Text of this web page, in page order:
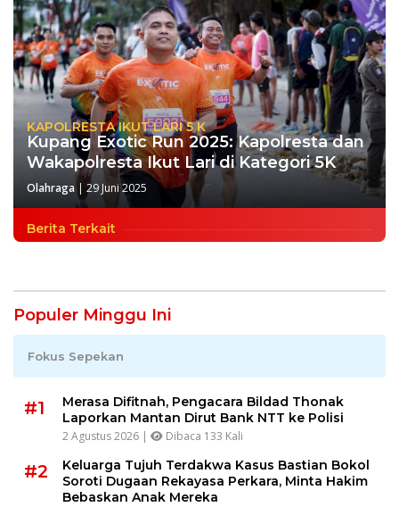
KAPOLRESTA IKUT LARI 5 K
Kupang Exotic Run 2025: Kapolresta dan
Wakapolresta Ikut Lari di Kategori 5K
Olahraga | 29 Juni 2025
Berita Terkait
Populer Minggu Ini
Fokus Sepekan
#1
Merasa Difitnah, Pengacara Bildad Thonak
Laporkan Mantan Dirut Bank NTT ke Polisi
2 Agustus 2026 | Dibaca 133 Kali
#2
Keluarga Tujuh Terdakwa Kasus Bastian Bokol
Soroti Dugaan Rekayasa Perkara, Minta Hakim
Bebaskan Anak Mereka